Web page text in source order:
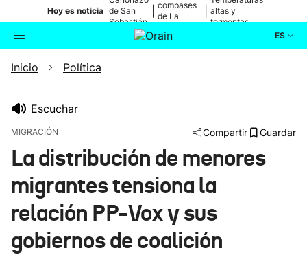
Hoy es noticia de San
Sebastián
compases
de La
altas y
tormentas
ES
Buscador
Ikusmiran
Eguraldia
Inicio Política
Escuchar
MIGRACIÓN Compartir Guardar
La distribución de menores
migrantes tensiona la
relación PP-Vox y sus
gobiernos de coalición